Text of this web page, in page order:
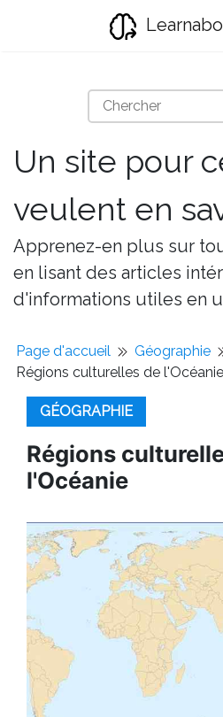
Un site pour
veulent en
Apprenez-en plus sur
en lisant des articles
d'informations utiles en
Page d'accueil
Géographie
Régions culturelles de l'Océanie
GÉOGRAPHIE
Régions
l'Océanie